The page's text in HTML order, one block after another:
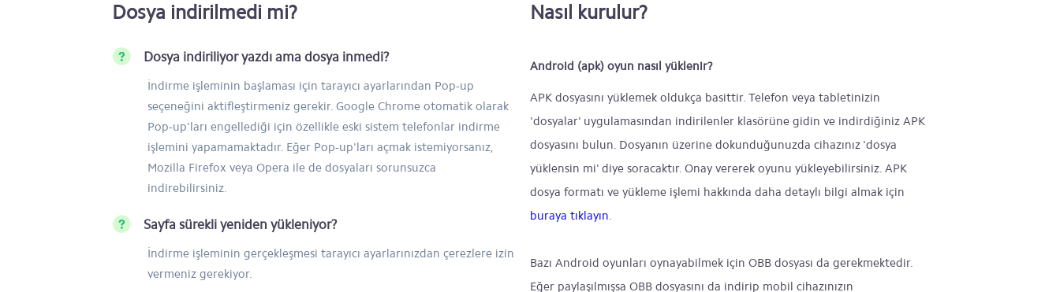
Dosya indirilmedi mi?
Dosya indiriliyor yazdı ama dosya inmedi?
İndirme işleminin başlaması için tarayıcı ayarlarından Pop-up
seçeneğini aktifleştirmeniz gerekir. Google Chrome otomatik olarak
Pop-up'ları engellediği için özellikle eski sistem telefonlar indirme
işlemini yapamamaktadır. Eğer Pop-up'ları açmak istemiyorsanız,
Mozilla Firefox veya Opera ile de dosyaları sorunsuzca
indirebilirsiniz.
Sayfa sürekli yeniden yükleniyor?
İndirme işleminin gerçekleşmesi tarayıcı ayarlarınızdan çerezlere izin
vermeniz gerekiyor.
Nasıl kurulur?
Android (apk) oyun nasıl yüklenir?
APK dosyasını yüklemek oldukça basittir. Telefon veya tabletinizin
'dosyalar' uygulamasından indirilenler klasörüne gidin ve indirdiğiniz APK
dosyasını bulun. Dosyanın üzerine dokunduğunuzda cihazınız 'dosya
yüklensin mi' diye soracaktır. Onay vererek oyunu yükleyebilirsiniz. APK
dosya formatı ve yükleme işlemi hakkında daha detaylı bilgi almak için
buraya tıklayın.
Bazı Android oyunları oynayabilmek için OBB dosyası da gerekmektedir.
Eğer paylaşılmışsa OBB dosyasını da indirip mobil cihazınızın